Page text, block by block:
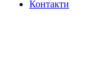
Контакти